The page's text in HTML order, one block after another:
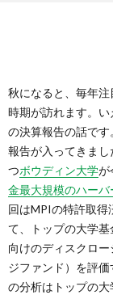
秋になると、毎年
時期が訪れます。
の決算報告の話で
報告が入ってきま
つボウディン大学が
金最大規模のハー
回はMPIの特許取得
て、トップの大学
向けのディスクロ
ジファンド）を評
の分析はトップの